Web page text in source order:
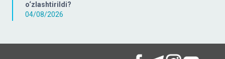
o‘zlashtirildi?
04/08/2026